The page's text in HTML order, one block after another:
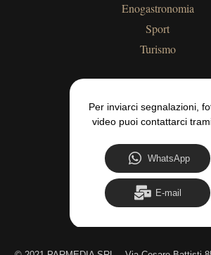
Enogastronomia
Sport
Turismo
Per inviarci segnalazioni,
video puoi contattarci
WhatsApp
E-mail